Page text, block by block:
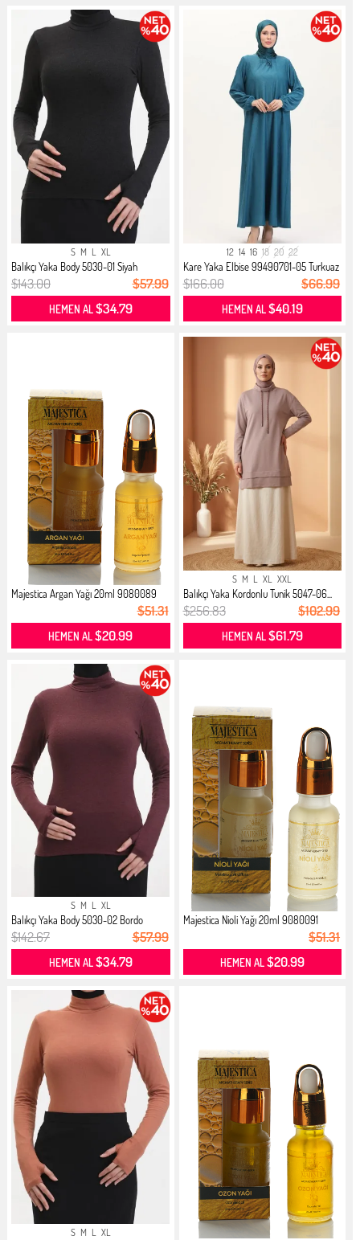
S M L XL
Balıkçı Yaka Body 5030-01 Siyah
$143.00 $57.99
HEMEN AL$34.79
12 14 16 18 20 22
Kare Yaka Elbise 99490701-05 Turkuaz
$166.00 $66.99
HEMEN AL$40.19
Majestica Argan Yağı 20ml 9080089
$51.31
HEMEN AL$20.99
S M L XL XXL
Balıkçı Yaka Kordonlu Tunik 5047-06...
$256.83 $102.99
HEMEN AL$61.79
S M L XL
Balıkçı Yaka Body 5030-02 Bordo
$142.67 $57.99
HEMEN AL$34.79
Majestica Nioli Yağı 20ml 9080091
$51.31
HEMEN AL$20.99
S M L XL